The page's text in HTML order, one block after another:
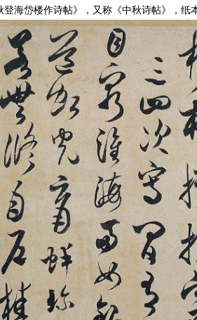
登海岱楼作诗帖》，又称《中秋诗帖》，